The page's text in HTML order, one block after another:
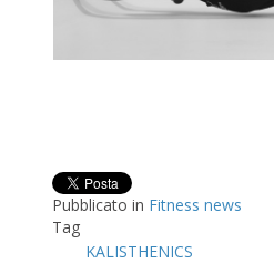
Pubblicato in Fitness news
Tag
KALISTHENICS